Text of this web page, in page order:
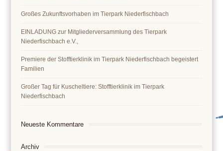
Großes Zukunftsvorhaben im Tierpark Niederfischbach
EINLADUNG zur Mitgliederversammlung des Tierpark
Niederfischbach e.V.,
Premiere der Stofftierklinik im Tierpark Niederfischbach begeistert
Familien
Großer Tag für Kuscheltiere: Stofftierklinik im Tierpark
Niederfischbach
Neueste Kommentare
Archiv